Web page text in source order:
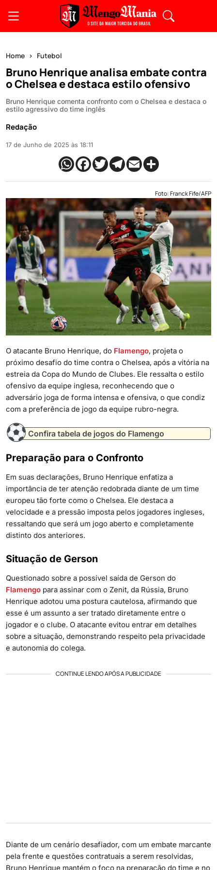
Home Futebol
Bruno Henrique analisa embate contra
o Chelsea e destaca estilo ofensivo
Bruno Henrique comenta confronto com o Chelsea e destaca o
estilo agressivo do time inglês
Redação
17 de Junho de 2025 às 18:11
Foto: Franck Fife/AFP
O atacante Bruno Henrique, do Flamengo, projeta o
próximo desafio do time contra o Chelsea, após a vitória na
estreia da Copa do Mundo de Clubes. Ele ressalta o estilo
ofensivo da equipe inglesa, reconhecendo que o
adversário joga de forma intensa e ofensiva, o que condiz
com a preferência de jogo da equipe rubro-negra.
Confira tabela de jogos do Flamengo
Preparação para o Confronto
Em suas declarações, Bruno Henrique enfatiza a
importância de ter atenção redobrada diante de um time
europeu tão forte como o Chelsea. Ele destaca a
velocidade e a pressão imposta pelos jogadores ingleses,
ressaltando que será um jogo aberto e completamente
distinto dos anteriores.
Situação de Gerson
Questionado sobre a possível saída de Gerson do
Flamengo para assinar com o Zenit, da Rússia, Bruno
Henrique adotou uma postura cautelosa, afirmando que
esse é um assunto a ser tratado diretamente entre o
jogador e o clube. O atacante evitou entrar em detalhes
sobre a situação, demonstrando respeito pela privacidade
e autonomia do colega.
CONTINUE LENDO APÓS A PUBLICIDADE
Diante de um cenário desafiador, com um embate marcante
pela frente e questões contratuais a serem resolvidas,
Bruno Henrique mantém o foco na preparação do time e no